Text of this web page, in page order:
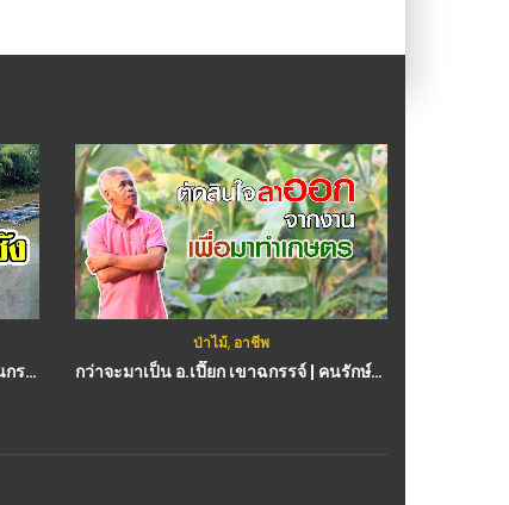
(คลิป) เทคนิคแนวทาง การเลี้ยงปลาในกระชัง : วีดีโอ เกษตร
ป่าไม้, อาชีพ
กว่าจะมาเป็น อ.เปี๊ยก เขาฉกรรจ์ | คนรักษ์ป่า